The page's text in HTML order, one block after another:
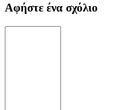
Αφήστε ένα σχόλιο